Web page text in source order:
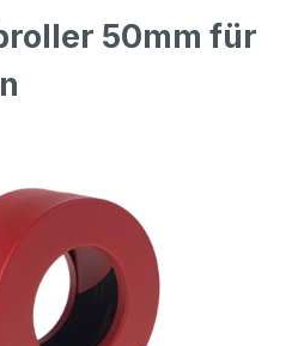
50mm für